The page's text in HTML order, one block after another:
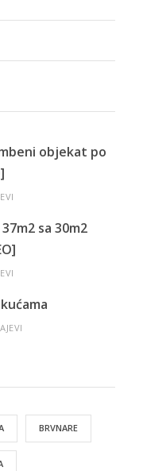
objekat po
sa 30m2
BRVNARE